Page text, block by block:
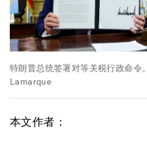
特朗普总统签署对等关税行政命令。
Lamarque
本文作者：